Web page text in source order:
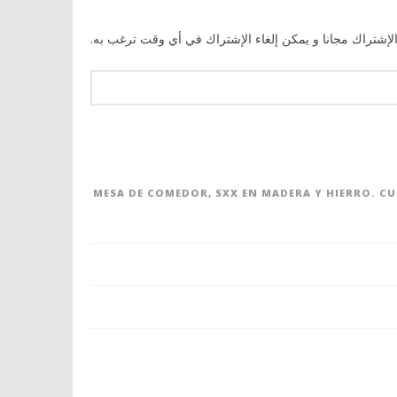
مجانا و يمكن إلغاء الإشتراك في أي وقت ترغب به.
MESA DE COMEDOR, SXX EN MADERA Y HIERRO.